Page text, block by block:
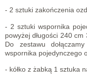
- 2 sztuki zakończenia
- 2 sztuki wspornika
powyżej długości 240
Do zestawu
wspornika pojedynczego
- kółko z żabką 1 sztuka